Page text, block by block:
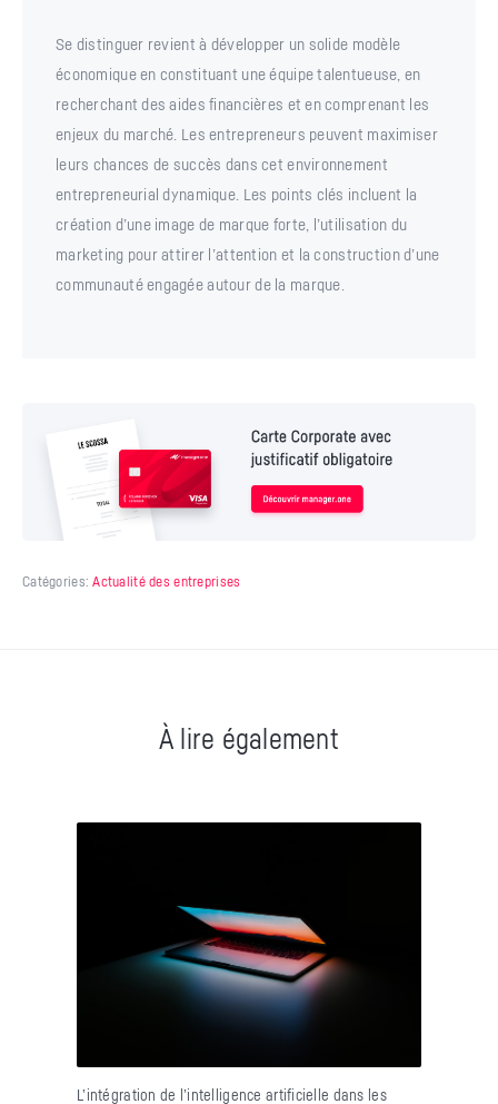
Se distinguer revient à développer un solide modèle
économique en constituant une équipe talentueuse, en
recherchant des aides financières et en comprenant les
enjeux du marché. Les entrepreneurs peuvent maximiser
leurs chances de succès dans cet environnement
entrepreneurial dynamique. Les points clés incluent la
création d’une image de marque forte, l’utilisation du
marketing pour attirer l’attention et la construction d’une
communauté engagée autour de la marque.
Catégories:Actualité des entreprises
À lire également
L’intégration de l’intelligence artificielle dans les